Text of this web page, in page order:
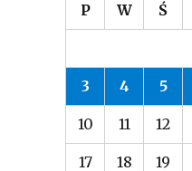
P W Ś
3 4 5
10 11 12
17 18 19